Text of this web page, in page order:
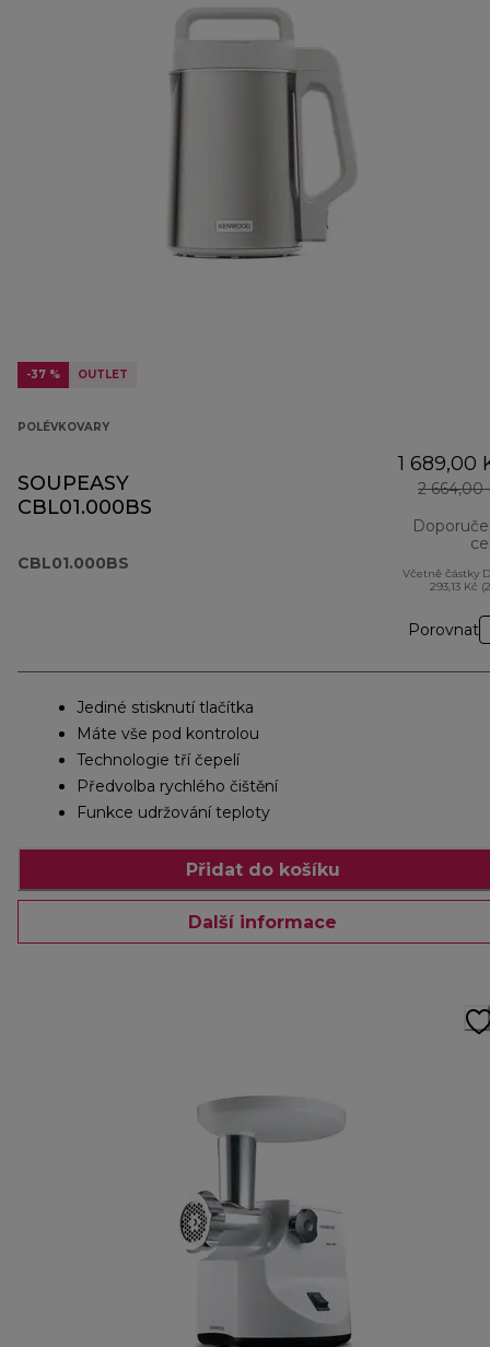
-37 % OUTLET
POLÉVKOVARY
SOUPEASY
CBL01.000BS
CBL01.000BS
1 689,00
2 664,00
Včetně částky
293,13 Kč
Porovnat
Jediné stisknutí tlačítka
Máte vše pod kontrolou
Technologie tří čepelí
Předvolba rychlého čištění
Funkce udržování teploty
Přidat do košíku
Další informace